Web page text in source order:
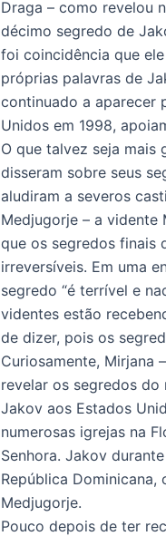
Draga – como revelou
décimo segredo de
foi coincidência que
próprias palavras de
continuado a aparecer
Unidos em 1998,
O que talvez seja mais
disseram sobre seus
aludiram a severos
Medjugorje – a vidente
que os segredos finais
irreversíveis. Em uma
segredo “é terrível e
videntes estão
de dizer, pois os
Curiosamente, Mirjana
revelar os segredos
Jakov aos Estados
numerosas igrejas na
Senhora. Jakov
República
Medjugorje.
Pouco depois de ter